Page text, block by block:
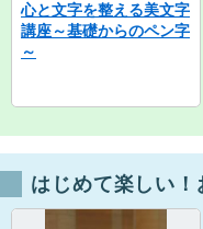
心と文字を整える美文字
講座～基礎からのペン字
～
はじめて楽しい！